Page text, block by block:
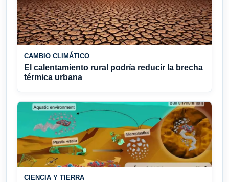
CAMBIO CLIMÁTICO
El calentamiento rural podría reducir la brecha
térmica urbana
CIENCIA Y TIERRA